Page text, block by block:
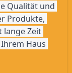
Qualität und
Produkte,
lange Zeit
Haus